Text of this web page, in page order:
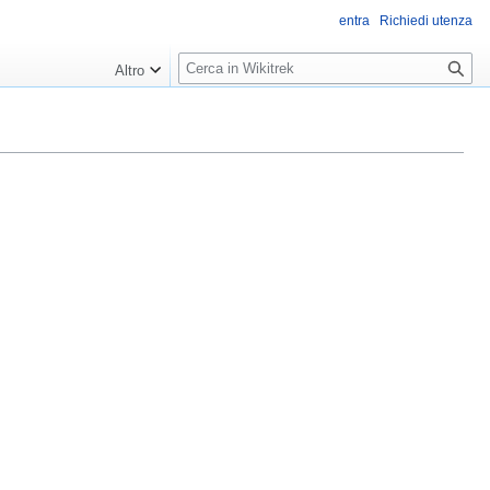
entra Richiedi utenza
Altro
R
i
r